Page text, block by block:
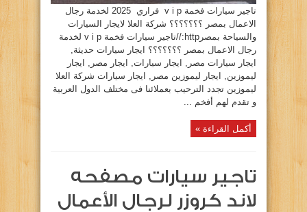
تاجير سيارات فخمة v i p فراري 2025 لخدمة رجال
الاعمال بمصر ؟؟؟؟؟؟؟ شركة العلا لايجار السيارات
والسياحة بمصرhttp://تاجير سيارات فخمة v i p لخدمة
رجال الاعمال بمصر ؟؟؟؟؟؟؟ ايجار سيارات حديثة,
ايجار سيارات مصر, ايجار سيارات, ايجار مصر, ايجار
ليموزين, ايجار ليموزين مصر, ايجار سيارات شركة العلا
ليموزين تجدد الترحيب بعملائنا فى مختلف الدول العربية
و تقدم لهم أفخم ...
أكمل القراءة »
تاجير سيارات مصفحه
لاند كروزر لرجال الأعمال